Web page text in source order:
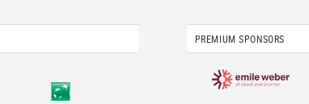
PREMIUM SPONSORS